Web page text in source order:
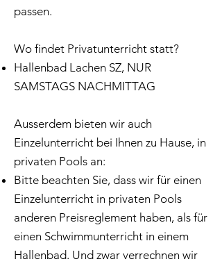
passen.
Wo findet Privatunterricht statt?
Hallenbad Lachen SZ, NUR
SAMSTAGS NACHMITTAG
Ausserdem bieten wir auch
Einzelunterricht bei Ihnen zu Hause, in
privaten Pools an:
Bitte beachten Sie, dass wir für einen
Einzelunterricht in privaten Pools
anderen Preisreglement haben, als für
einen Schwimmunterricht in einem
Hallenbad. Und zwar verrechnen wir